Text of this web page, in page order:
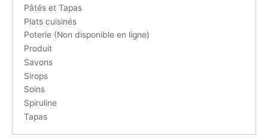
Pâtés et Tapas
Plats cuisinés
Poterie (Non disponible en ligne)
Produit
Savons
Sirops
Soins
Spiruline
Tapas